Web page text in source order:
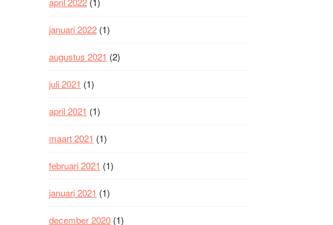
januari 2022 (1)
augustus 2021 (2)
juli 2021 (1)
april 2021 (1)
maart 2021 (1)
februari 2021 (1)
januari 2021 (1)
december 2020 (1)